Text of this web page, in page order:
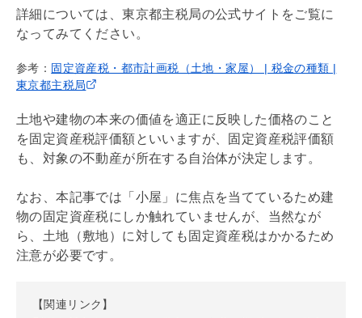
詳細については、東京都主税局の公式サイトをご覧に
なってみてください。
参考： 固定資産税・都市計画税（土地・家屋） | 税金の種類 |
東京都主税局
土地や建物の本来の価値を適正に反映した価格のこと
を固定資産税評価額といいますが、 固定資産税評価額
も、対象の不動産が所在する自治体が決定します。
なお、本記事では「小屋」に焦点を当てているため建
物の固定資産税にしか触れていませんが、当然なが
ら、土地（敷地）に対しても 固定資産税はかかるため
注意が必要です。
【関連リンク】